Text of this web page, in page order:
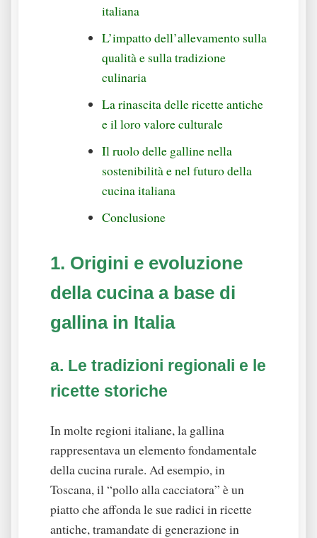
italiana
L’impatto dell’allevamento sulla
qualità e sulla tradizione
culinaria
La rinascita delle ricette antiche
e il loro valore culturale
Il ruolo delle galline nella
sostenibilità e nel futuro della
cucina italiana
Conclusione
1. Origini e evoluzione
della cucina a base di
gallina in Italia
a. Le tradizioni regionali e le
ricette storiche
In molte regioni italiane, la gallina
rappresentava un elemento fondamentale
della cucina rurale. Ad esempio, in
Toscana, il “pollo alla cacciatora” è un
piatto che affonda le sue radici in ricette
antiche, tramandate di generazione in